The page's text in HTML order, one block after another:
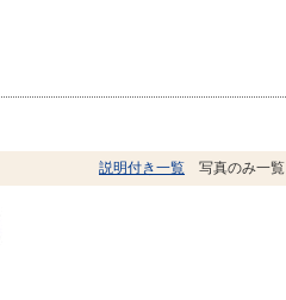
説明付き一覧 写真のみ一覧